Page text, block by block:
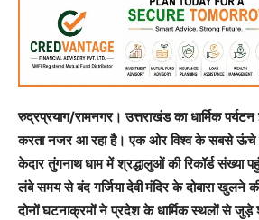
रुद्रप्रयाग/रामनगर। उत्तराखंड का धार्मिक
करता नजर आ रहा है। एक ओर विश्व के सबसे ऊंचे
केदारतुंगनाथ धाममें श्रद्धालुओं की रिकॉर्ड संख्या
लंबे समय से बंदगर्जिया देवी मंदिरके दोबारा खुलने
दोनों घटनाक्रमों ने प्रदेश के धार्मिक स्थलों से जुड़े